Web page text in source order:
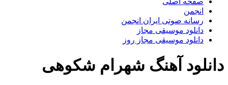
انجمن
رسانه صوتی ایران انجمن
دانلود موسیقی مجاز
دانلود موسیقی مجاز روز
دانلود آهنگ شهرام شکوهی